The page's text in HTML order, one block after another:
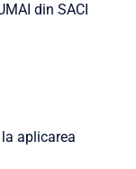
din SACI
aplicarea